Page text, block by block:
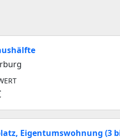
Eigentumswohnung (3